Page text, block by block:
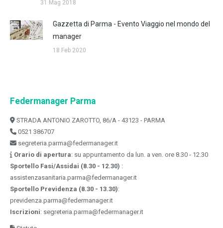
31 Mag 2018
Gazzetta di Parma - Evento Viaggio nel mondo del
manager
18 Feb 2020
Federmanager Parma
STRADA ANTONIO ZAROTTO, 86/A - 43123 - PARMA
0521 386707
segreteria.parma@federmanager.it
Orario di apertura: su appuntamento da lun. a ven. ore 8.30 - 12.30
Sportello Fasi/Assidai (8.30 - 12.30) :
assistenzasanitaria.parma@federmanager.it
Sportello Previdenza (8.30 - 13.30):
previdenza.parma@federmanager.it
Iscrizioni: segreteria.parma@federmanager.it